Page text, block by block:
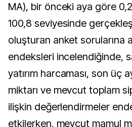
MA), bir önceki aya göre
100,8 seviyesinde
oluşturan anket sorularına
endeksleri incelendiğinde,
yatırım harcaması, son üç
miktarı ve mevcut toplam
ilişkin değerlendirmeler
etkilerken, mevcut mamul